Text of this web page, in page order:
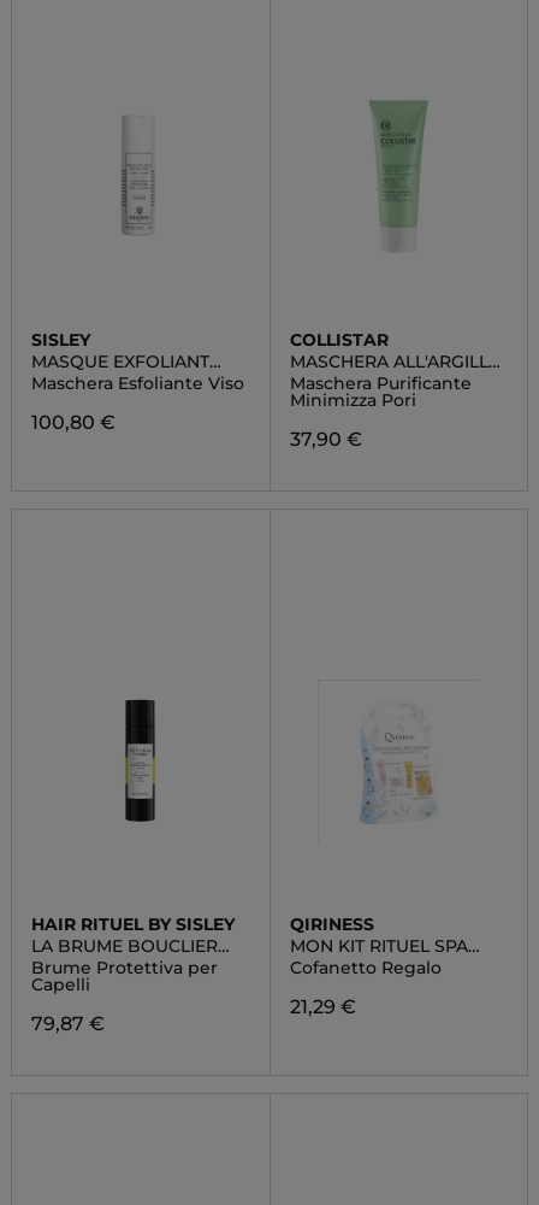
SISLEY
MASQUE EXFOLIANT
ENZYMATIQUE
Maschera Esfoliante Viso
100,80 €
COLLISTAR
MASCHERA ALL'ARGILLA
ACIDO SALICILICO +
ZINCO PCA
Maschera Purificante
Minimizza Pori
37,90 €
HAIR RITUEL BY SISLEY
LA BRUME BOUCLIER
PROTECTION
Brume Protettiva per
Capelli
79,87 €
QIRINESS
MON KIT RITUEL SPA
PURIFIANT
Cofanetto Regalo
21,29 €